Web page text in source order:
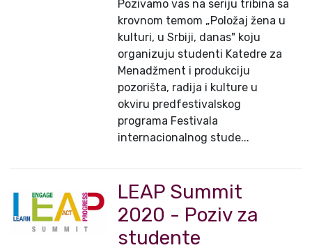
Pozivamo vas na seriju tribina sa
krovnom temom „Položaj žena u
kulturi, u Srbiji, danas" koju
organizuju studenti Katedre za
Menadžment i produkciju
pozorišta, radija i kulture u
okviru predfestivalskog
programa Festivala
internacionalnog stude...
LEAP Summit
2020 - Poziv za
studente